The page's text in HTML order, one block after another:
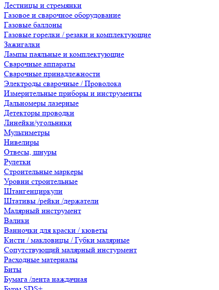
Лестницы и стремянки
Газовое и сварочное оборудование
Газовые баллоны
Газовые горелки / резаки и комплектующие
Зажигалки
Лампы паяльные и комплектующие
Сварочные аппараты
Сварочные принадлежности
Электроды сварочные / Проволока
Измерительные приборы и инструменты
Дальномеры лазерные
Детекторы проводки
Линейки/угольники
Мультиметры
Нивелиры
Отвесы, шнуры
Рулетки
Строительные маркеры
Уровни строительные
Штангенциркули
Штативы /рейки /держатели
Малярный инструмент
Валики
Ванночки для краски / кюветы
Кисти / макловицы / Губки малярные
Сопутствующий малярный инстурмент
Расходные материалы
Биты
Бумага /лента наждачная